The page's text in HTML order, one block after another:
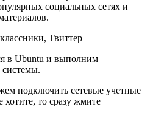
социальных сетях и
Твиттер
в Ubuntu и выполним
системы.
подключить сетевые учетные
то сразу жмите